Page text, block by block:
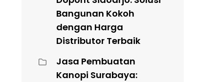
Bangunan Kokoh
dengan Harga
Distributor Terbaik
Jasa Pembuatan
Kanopi Surabaya: